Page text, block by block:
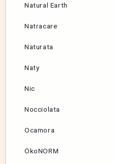
Natural Earth
Natracare
Naturata
Naty
Nic
Nocciolata
Ocamora
ÖkoNORM